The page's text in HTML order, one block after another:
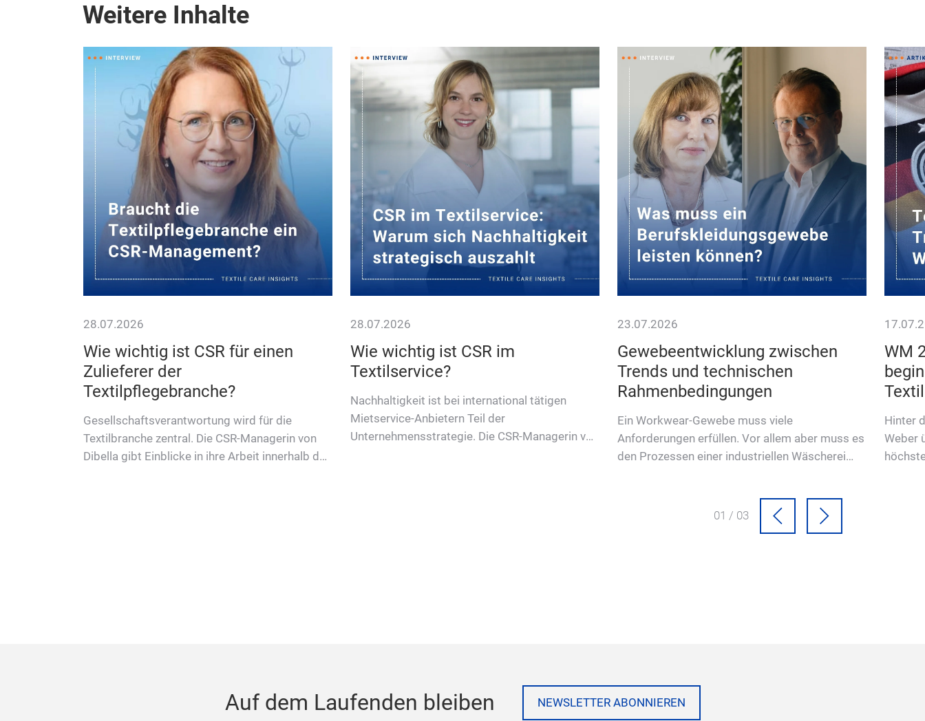
Weitere Inhalte
28.07.2026
Wie wichtig ist CSR für einen
Zulieferer der
Textilpflegebranche?
Gesellschaftsverantwortung wird für die
Textilbranche zentral. Die CSR-Managerin von
Dibella gibt Einblicke in ihre Arbeit innerhalb der
28.07.2026
Wie wichtig ist CSR im
Textilservice?
Nachhaltigkeit ist bei international tätigen
Mietservice-Anbietern Teil der
Unternehmensstrategie. Die CSR-Managerin von
23.07.2026
Gewebeentwicklung zwischen
Trends und technischen
Rahmenbedingungen
Ein Workwear-Gewebe muss viele
Anforderungen erfüllen. Vor allem aber muss es
den Prozessen einer industriellen Wäscherei
WM
Hinter
Weber
01 / 03
Auf dem Laufenden bleiben NEWSLETTER ABONNIEREN